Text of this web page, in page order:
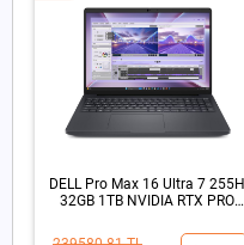
DELL Pro Max 16 Ultra 7 255H
32GB 1TB NVIDIA RTX PRO